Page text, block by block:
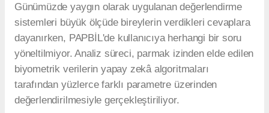
Günümüzde yaygın olarak uygulanan değerlendirme
sistemleri büyük ölçüde bireylerin verdikleri cevaplara
dayanırken, PAPBİL'de kullanıcıya herhangi bir soru
yöneltilmiyor. Analiz süreci, parmak izinden elde edilen
biyometrik verilerin yapay zekâ algoritmaları
tarafından yüzlerce farklı parametre üzerinden
değerlendirilmesiyle gerçekleştiriliyor.